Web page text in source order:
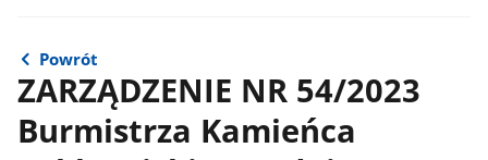
Powrót
ZARZĄDZENIE NR 54/2023
Burmistrza Kamieńca